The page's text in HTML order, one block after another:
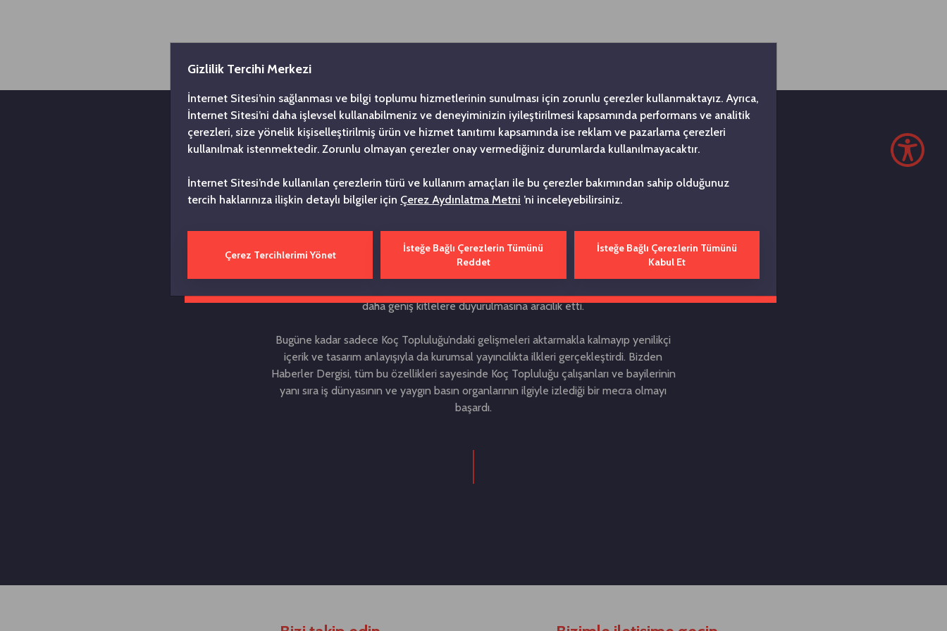
Tarihe Not Düşüyoruz
Topluluğu’nun değişmeyen ilkelerinden biri olan 'Güçlü ve etkin iletişim kurmak'
daha geniş kitlelere duyurulmasına aracılık etti.
Bugüne kadar sadece Koç Topluluğu’ndaki gelişmeleri aktarmakla kalmayıp yenilikçi
içerik ve tasarım anlayışıyla da kurumsal yayıncılıkta ilkleri gerçekleştirdi. Bizden
Haberler Dergisi, tüm bu özellikleri sayesinde Koç Topluluğu çalışanları ve bayilerinin
yanı sıra iş dünyasının ve yaygın basın organlarının ilgiyle izlediği bir mecra olmayı
başardı.
Gizlilik Tercihi Merkezi
İnternet Sitesi’nin sağlanması ve bilgi toplumu hizmetlerinin sunulması için zorunlu çerezler kullanmaktayız. Ayrıca,
İnternet Sitesi’ni daha işlevsel kullanabilmeniz ve deneyiminizin iyileştirilmesi kapsamında performans ve analitik
çerezleri, size yönelik kişiselleştirilmiş ürün ve hizmet tanıtımı kapsamında ise reklam ve pazarlama çerezleri
kullanılmak istenmektedir. Zorunlu olmayan çerezler onay vermediğiniz durumlarda kullanılmayacaktır.
İnternet Sitesi’nde kullanılan çerezlerin türü ve kullanım amaçları ile bu çerezler bakımından sahip olduğunuz
tercih haklarınıza ilişkin detaylı bilgiler için Çerez Aydınlatma Metni ’ni inceleyebilirsiniz.
Çerez Tercihlerimi Yönet
İsteğe Bağlı Çerezlerin Tümünü
Reddet
İsteğe Bağlı Çerezlerin Tümünü
Kabul Et